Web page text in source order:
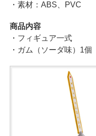
・素材：ABS、PVC
商品内容
・フィギュア一式
・ガム（ソーダ味）1個